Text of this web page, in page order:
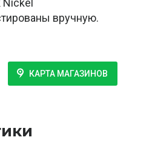
вручную.
КАРТА МАГАЗИНОВ